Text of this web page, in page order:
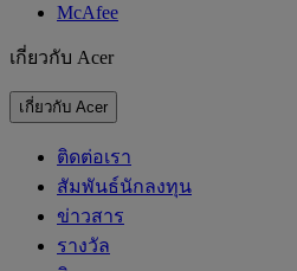
McAfee
เกี่ยวกับ Acer
เกี่ยวกับ Acer
ติดต่อเรา
สัมพันธ์นักลงทุน
ข่าวสาร
รางวัล